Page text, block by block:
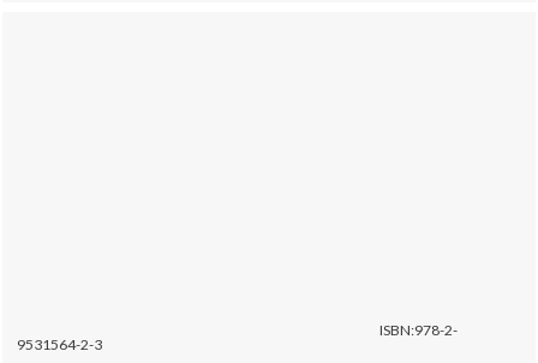
ISBN:978-2-
9531564-2-3